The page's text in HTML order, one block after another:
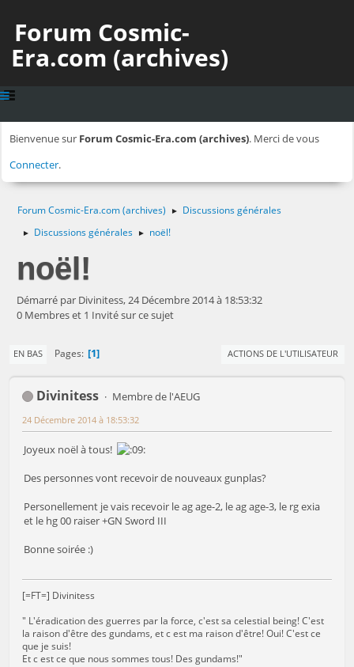
Forum Cosmic-
Era.com (archives)
Bienvenue sur Forum Cosmic-Era.com (archives). Merci de vous
Connecter.
Forum Cosmic-Era.com (archives) ► Discussions générales
► Discussions générales ► noël!
noël!
Démarré par Divinitess, 24 Décembre 2014 à 18:53:32
0 Membres et 1 Invité sur ce sujet
EN BAS Pages 1 ACTIONS DE L'UTILISATEUR
Divinitess Membre de l'AEUG
24 Décembre 2014 à 18:53:32
Joyeux noël à tous!
Des personnes vont recevoir de nouveaux gunplas?
Personellement je vais recevoir le ag age-2, le ag age-3, le rg exia
et le hg 00 raiser +GN Sword III
Bonne soirée :)
[=FT=] Divinitess
" L'éradication des guerres par la force, c'est sa celestial being! C'est
la raison d'être des gundams, et c est ma raison d'être! Oui! C'est ce
que je suis!
Et c est ce que nous sommes tous! Des gundams!"